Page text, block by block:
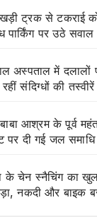
खड़ी ट्रक से टकराई
पार्किंग पर उठे सवाल
अस्पताल में दलालों
संदिग्धों की तस्वीरें
बाबा आश्रम के पूर्व
पर दी गई जल समाधि
के चेन स्नैचिंग का
नकदी और बाइक